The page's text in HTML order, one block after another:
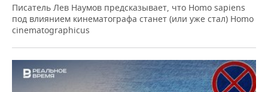
Писатель Лев Наумов предсказывает, что Homo sapiens
под влиянием кинематографа станет (или уже стал) Homo
cinematographicus